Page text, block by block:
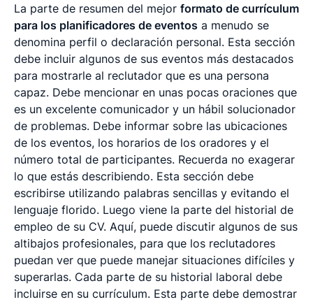
La parte de resumen del mejor formato de currículum
para los planificadores de eventos a menudo se
denomina perfil o declaración personal. Esta sección
debe incluir algunos de sus eventos más destacados
para mostrarle al reclutador que es una persona
capaz. Debe mencionar en unas pocas oraciones que
es un excelente comunicador y un hábil solucionador
de problemas. Debe informar sobre las ubicaciones
de los eventos, los horarios de los oradores y el
número total de participantes. Recuerda no exagerar
lo que estás describiendo. Esta sección debe
escribirse utilizando palabras sencillas y evitando el
lenguaje florido. Luego viene la parte del historial de
empleo de su CV. Aquí, puede discutir algunos de sus
altibajos profesionales, para que los reclutadores
puedan ver que puede manejar situaciones difíciles y
superarlas. Cada parte de su historial laboral debe
incluirse en su currículum. Esta parte debe demostrar